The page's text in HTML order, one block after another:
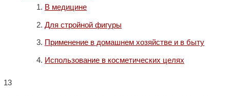
В медицине
Для стройной фигуры
Применение в домашнем хозяйстве и в быту
Использование в косметических целях
13